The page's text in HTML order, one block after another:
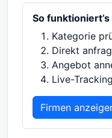
So funktioniert’s
Kategorie
Direkt
Angebot
Live-
Firmen